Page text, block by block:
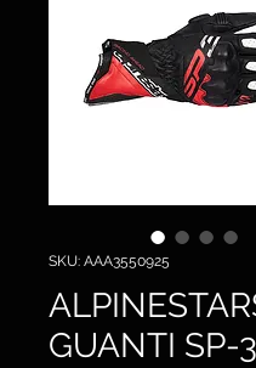
SKU: AAA3550925
GUANTI SP-3